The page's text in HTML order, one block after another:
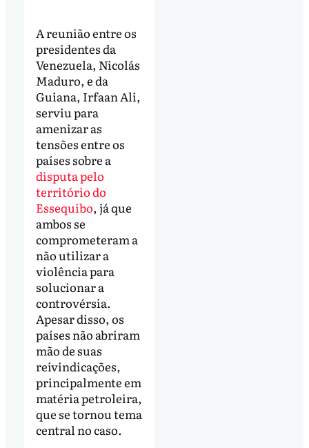
A reunião entre os
presidentes da
Venezuela, Nicolás
Maduro, e da
Guiana, Irfaan Ali,
serviu para
amenizar as
tensões entre os
países sobre a
disputa pelo
território do
Essequibo, já que
ambos se
comprometeram a
não utilizar a
violência para
solucionar a
controvérsia.
Apesar disso, os
países não abriram
mão de suas
reivindicações,
principalmente em
matéria petroleira,
que se tornou tema
central no caso.